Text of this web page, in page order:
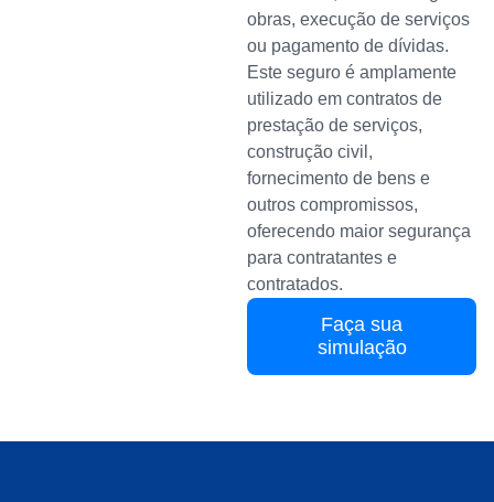
obras, execução de serviços
ou pagamento de dívidas.
Este seguro é amplamente
utilizado em contratos de
prestação de serviços,
construção civil,
fornecimento de bens e
outros compromissos,
oferecendo maior segurança
para contratantes e
contratados.
Faça sua
simulação